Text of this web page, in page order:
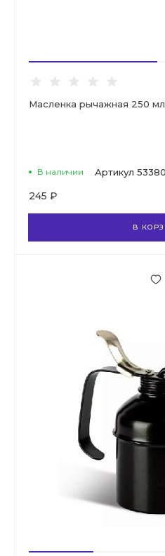
Масленка рычажная 250
В наличии Артикул 53380
245 ₽
В